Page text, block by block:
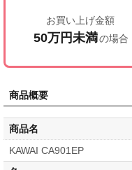
お買い上げ金額
50万円未満の場合
商品概要
商品名
KAWAI CA901EP